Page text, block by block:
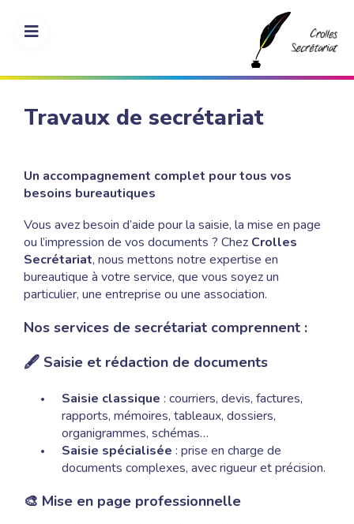
Impression
Photocopie
Faire-
Part
Carte
de
visite
lettre et
personalisé
Carte de
Patron de couture
Travaux de secrétariat
Un accompagnement complet pour tous vos
besoins bureautiques
Vous avez besoin d’aide pour la saisie, la mise en page
ou l’impression de vos documents ? Chez Crolles
Secrétariat, nous mettons notre expertise en
bureautique à votre service, que vous soyez un
particulier, une entreprise ou une association.
Nos services de secrétariat comprennent :
🖋️ Saisie et rédaction de documents
Saisie classique : courriers, devis, factures,
rapports, mémoires, tableaux, dossiers,
organigrammes, schémas…
Saisie spécialisée : prise en charge de
documents complexes, avec rigueur et précision.
🎨 Mise en page professionnelle